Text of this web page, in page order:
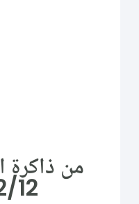
من ذاكرة
12